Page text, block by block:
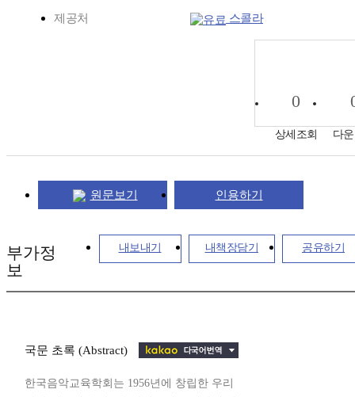
제공처 스콜라
0
상세조회 다
원문보기 인용하기
내보내기 내책장담기 공유하기
부가정
보
국문 초록 (Abstract)
한국음악교육학회는 1956년에 창립한 우리